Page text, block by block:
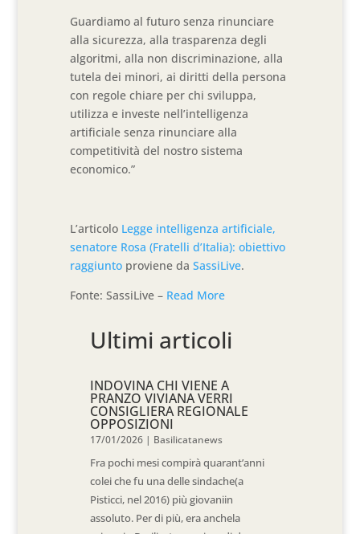
Guardiamo al futuro senza rinunciare
alla sicurezza, alla trasparenza degli
algoritmi, alla non discriminazione, alla
tutela dei minori, ai diritti della persona
con regole chiare per chi sviluppa,
utilizza e investe nell’intelligenza
artificiale senza rinunciare alla
competitività del nostro sistema
economico.”
L’articolo Legge intelligenza artificiale,
senatore Rosa (Fratelli d’Italia): obiettivo
raggiunto proviene daSassiLive.
Fonte: SassiLive – Read More
Ultimi articoli
INDOVINA CHI VIENE A
PRANZO VIVIANA VERRI
CONSIGLIERA REGIONALE
OPPOSIZIONI
17/01/2026 | Basilicatanews
Fra pochi mesi compirà quarant’anni
colei che fu una delle sindache(a
Pisticci, nel 2016) più giovaniin
assoluto. Per di più, era anchela